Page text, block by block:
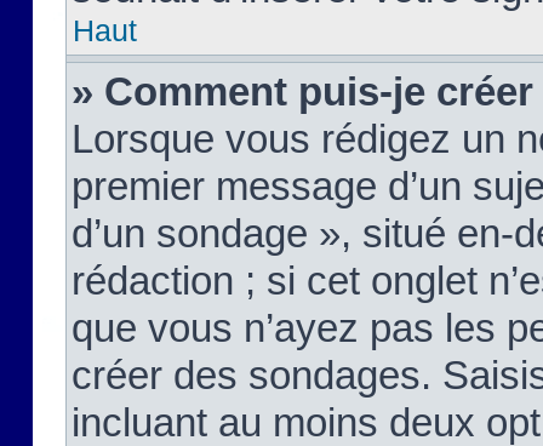
Haut
» Comment puis-je
Lorsque vous rédigez un
premier message d’un
d’un sondage », situé en-
rédaction ; si cet onglet
que vous n’ayez pas les
créer des sondages.
incluant au moins deux